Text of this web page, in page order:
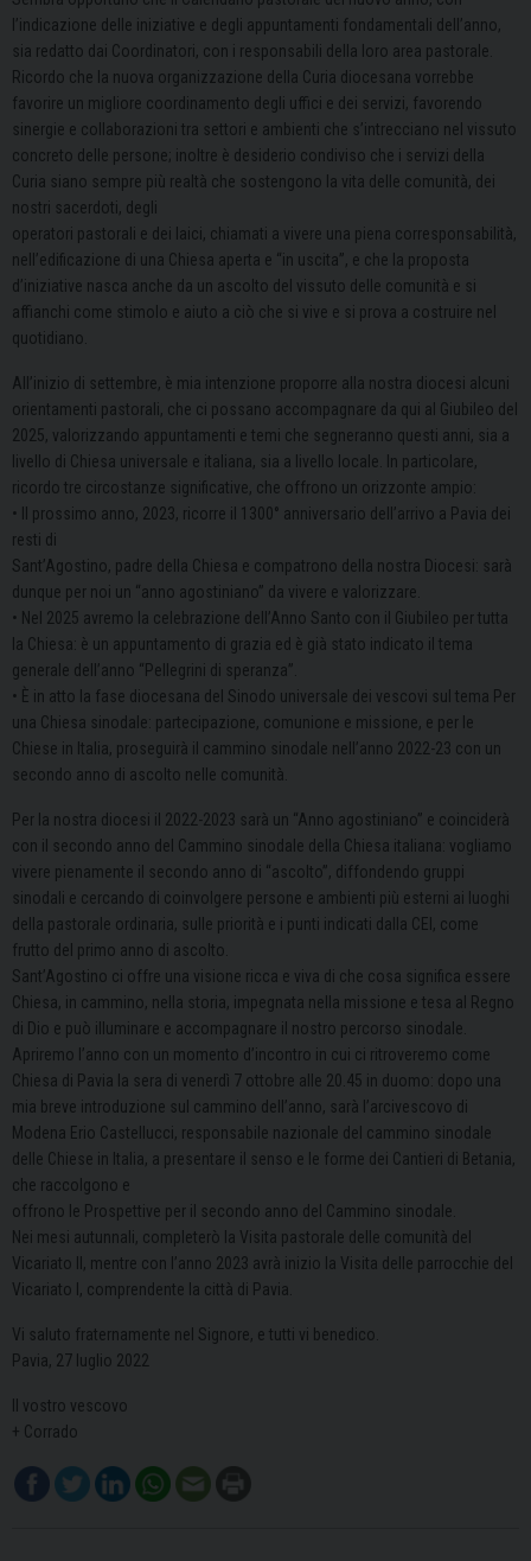
l’indicazione delle iniziative e degli appuntamenti fondamentali dell’anno,
sia redatto dai Coordinatori, con i responsabili della loro area pastorale.
Ricordo che la nuova organizzazione della Curia diocesana vorrebbe
favorire un migliore coordinamento degli uffici e dei servizi, favorendo
sinergie e collaborazioni tra settori e ambienti che s’intrecciano nel vissuto
concreto delle persone; inoltre è desiderio condiviso che i servizi della
Curia siano sempre più realtà che sostengono la vita delle comunità, dei
nostri sacerdoti, degli
operatori pastorali e dei laici, chiamati a vivere una piena corresponsabilità,
nell’edificazione di una Chiesa aperta e “in uscita”, e che la proposta
d’iniziative nasca anche da un ascolto del vissuto delle comunità e si
affianchi come stimolo e aiuto a ciò che si vive e si prova a costruire nel
quotidiano.
All’inizio di settembre, è mia intenzione proporre alla nostra diocesi alcuni
orientamenti pastorali, che ci possano accompagnare da qui al Giubileo del
2025, valorizzando appuntamenti e temi che segneranno questi anni, sia a
livello di Chiesa universale e italiana, sia a livello locale. In particolare,
ricordo tre circostanze significative, che offrono un orizzonte ampio:
• Il prossimo anno, 2023, ricorre il 1300° anniversario dell’arrivo a Pavia dei
resti di
Sant’Agostino, padre della Chiesa e compatrono della nostra Diocesi: sarà
dunque per noi un “anno agostiniano” da vivere e valorizzare.
• Nel 2025 avremo la celebrazione dell’Anno Santo con il Giubileo per tutta
la Chiesa: è un appuntamento di grazia ed è già stato indicato il tema
generale dell’anno “Pellegrini di speranza”.
• È in atto la fase diocesana del Sinodo universale dei vescovi sul tema Per
una Chiesa sinodale: partecipazione, comunione e missione, e per le
Chiese in Italia, proseguirà il cammino sinodale nell’anno 2022-23 con un
secondo anno di ascolto nelle comunità.
Per la nostra diocesi il 2022-2023 sarà un “Anno agostiniano” e coinciderà
con il secondo anno del Cammino sinodale della Chiesa italiana: vogliamo
vivere pienamente il secondo anno di “ascolto”, diffondendo gruppi
sinodali e cercando di coinvolgere persone e ambienti più esterni ai luoghi
della pastorale ordinaria, sulle priorità e i punti indicati dalla CEI, come
frutto del primo anno di ascolto.
Sant’Agostino ci offre una visione ricca e viva di che cosa significa essere
Chiesa, in cammino, nella storia, impegnata nella missione e tesa al Regno
di Dio e può illuminare e accompagnare il nostro percorso sinodale.
Apriremo l’anno con un momento d’incontro in cui ci ritroveremo come
Chiesa di Pavia la sera di venerdì 7 ottobre alle 20.45 in duomo: dopo una
mia breve introduzione sul cammino dell’anno, sarà l’arcivescovo di
Modena Erio Castellucci, responsabile nazionale del cammino sinodale
delle Chiese in Italia, a presentare il senso e le forme dei Cantieri di Betania,
che raccolgono e
offrono le Prospettive per il secondo anno del Cammino sinodale.
Nei mesi autunnali, completerò la Visita pastorale delle comunità del
Vicariato II, mentre con l’anno 2023 avrà inizio la Visita delle parrocchie del
Vicariato I, comprendente la città di Pavia.
Vi saluto fraternamente nel Signore, e tutti vi benedico.
Pavia, 27 luglio 2022
Il vostro vescovo
+ Corrado